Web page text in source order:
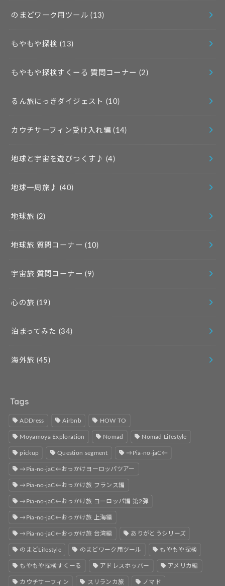
のまどワーク用ツール(13)
もやもや探検 (13)
もやもや探検すくーる 質問コーナー (2)
るん旅にっきダイジェスト (10)
カウチサーフィン受け入れ編(14)
地球と宇宙を遊びつくす♪ (4)
地球一周旅♪ (40)
地球旅 (2)
地球旅 質問コーナー(10)
宇宙旅 質問コーナー(9)
心の旅 (19)
泊まってみた (34)
海外旅 (45)
Tags
ADDress Airbnb HOW TO
Moyamoya Exploration Nomad Nomad Lifestyle
pickup Question segment →Pia-no-jaC←
→Pia-no-jaC←おっかけヨーロッパツアー
→Pia-no-jaC←おっかけ旅 フランス編
→Pia-no-jaC←おっかけ旅 ヨーロッパ編 第2弾
→Pia-no-jaC←おっかけ旅 上海編
→Pia-no-jaC←おっかけ旅 台湾編 ありがとうシリーズ
のまどLifestyle のまどワーク用ツール もやもや探検
もやもや探検すくーる アドレスホッパー アメリカ編
カウチサーフィン スリランカ旅 ノマド